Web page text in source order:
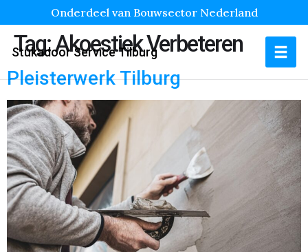
Onderdeel van Bouwsector Nederland
Stukadoor Service Tilburg
Tag:Akoestiek Verbeteren
Pleisterwerk Tilburg